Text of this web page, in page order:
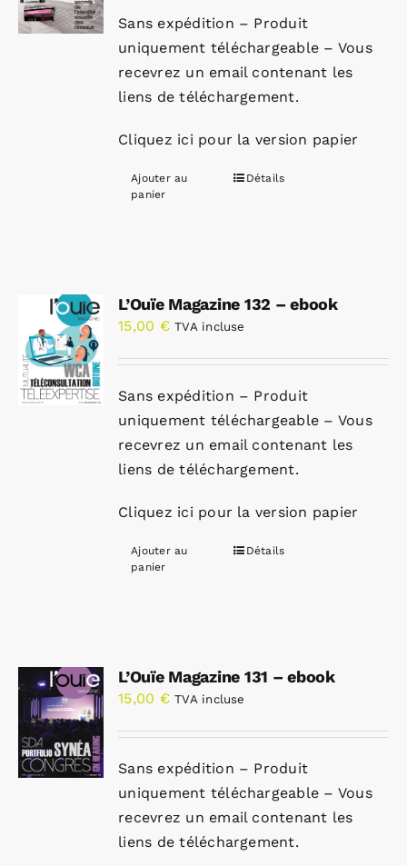
Sans expédition – Produit
uniquement téléchargeable – Vous
recevrez un email contenant les
liens de téléchargement.
Cliquez ici pour la version papier
Ajouter au
panier
Détails
L’Ouïe Magazine 132 – ebook
15,00 € TVA incluse
Sans expédition – Produit
uniquement téléchargeable – Vous
recevrez un email contenant les
liens de téléchargement.
Cliquez ici pour la version papier
Ajouter au
panier
Détails
L’Ouïe Magazine 131 – ebook
15,00 € TVA incluse
Sans expédition – Produit
uniquement téléchargeable – Vous
recevrez un email contenant les
liens de téléchargement.